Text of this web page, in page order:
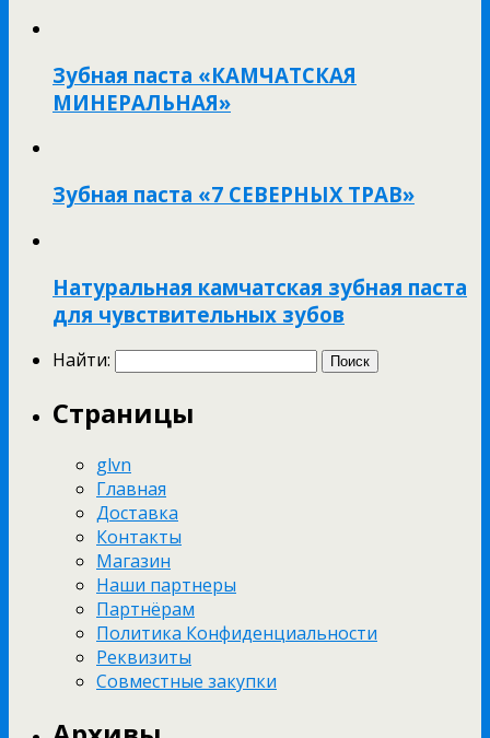
Зубная паста «КАМЧАТСКАЯ
МИНЕРАЛЬНАЯ»
Зубная паста «7 СЕВЕРНЫХ ТРАВ»
Натуральная камчатская зубная паста
для чувствительных зубов
Найти:
Страницы
glvn
Главная
Доставка
Контакты
Магазин
Наши партнеры
Партнёрам
Политика Конфиденциальности
Реквизиты
Совместные закупки